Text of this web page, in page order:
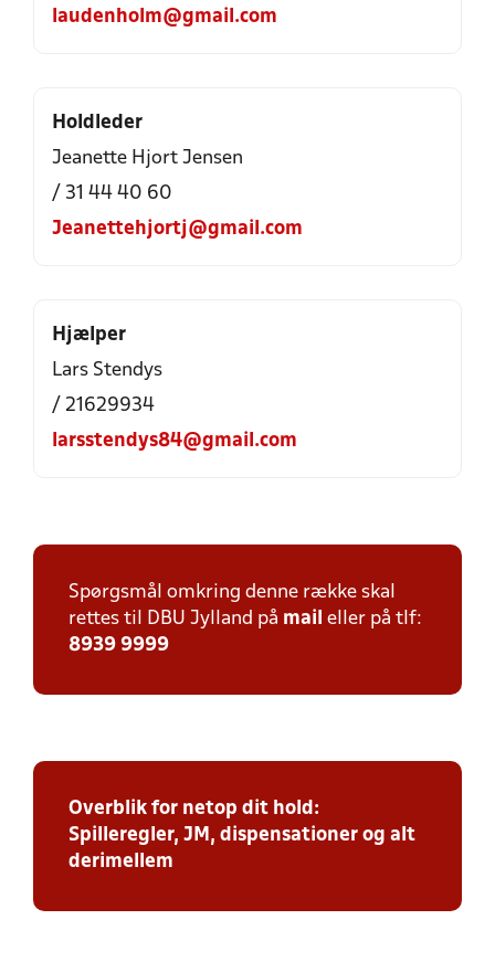
laudenholm@gmail.com
Holdleder
Jeanette Hjort Jensen
/ 31 44 40 60
Jeanettehjortj@gmail.com
Hjælper
Lars Stendys
/ 21629934
larsstendys84@gmail.com
Spørgsmål omkring denne række skal
rettes til DBU Jylland på mail eller på tlf:
8939 9999
Overblik for netop dit hold:
Spilleregler, JM, dispensationer og alt
derimellem